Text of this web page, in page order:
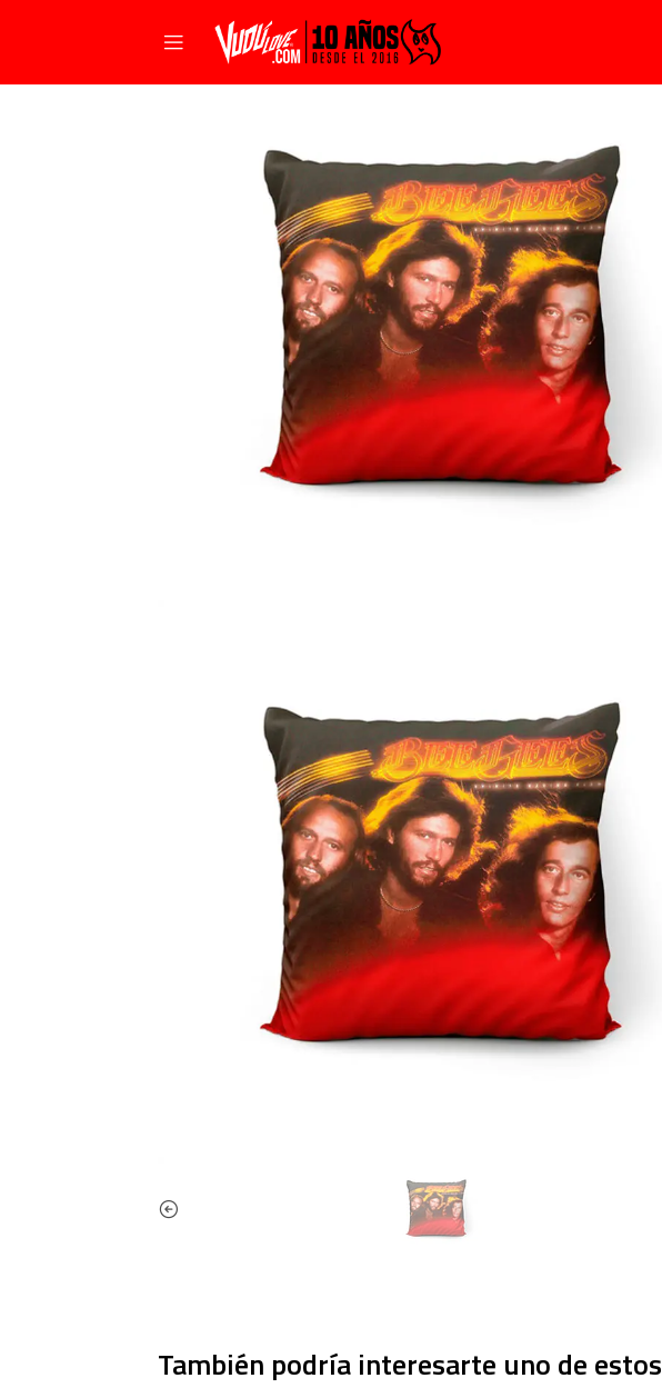
También podría interesarte uno de estos